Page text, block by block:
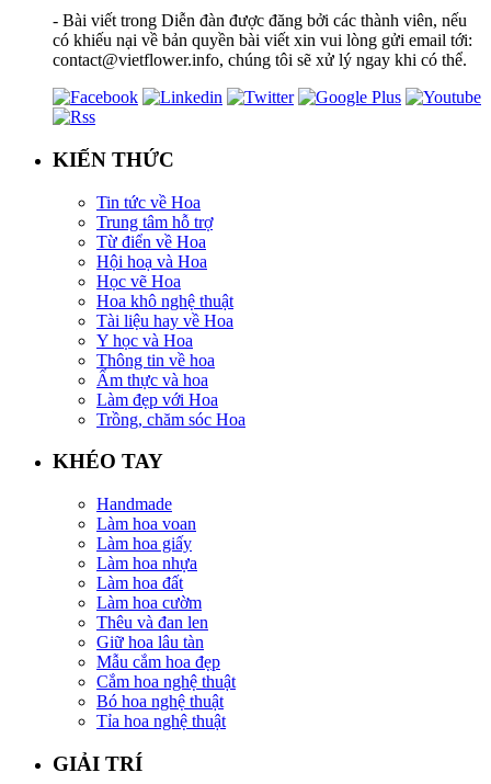
- Bài viết trong Diễn đàn được đăng bởi các thành viên, nếu
có khiếu nại về bản quyền bài viết xin vui lòng gửi email tới:
contact@vietflower.info, chúng tôi sẽ xử lý ngay khi có thể.
KIẾN THỨC
Tin tức về Hoa
Trung tâm hỗ trợ
Từ điển về Hoa
Hội hoạ và Hoa
Học vẽ Hoa
Hoa khô nghệ thuật
Tài liệu hay về Hoa
Y học và Hoa
Thông tin về hoa
Ẩm thực và hoa
Làm đẹp với Hoa
Trồng, chăm sóc Hoa
KHÉO TAY
Handmade
Làm hoa voan
Làm hoa giấy
Làm hoa nhựa
Làm hoa đất
Làm hoa cườm
Thêu và đan len
Giữ hoa lâu tàn
Mẫu cắm hoa đẹp
Cắm hoa nghệ thuật
Bó hoa nghệ thuật
Tỉa hoa nghệ thuật
GIẢI TRÍ